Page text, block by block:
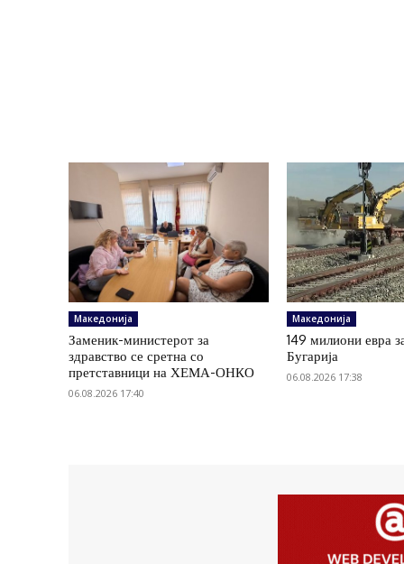
Македонија
Заменик-министерот за
здравство се сретна со
претставници на ХЕМА-ОНКО
06.08.2026 17:40
Македонија
149 милиони евра
Бугарија
06.08.2026 17:38